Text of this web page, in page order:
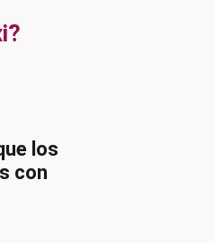
los
con